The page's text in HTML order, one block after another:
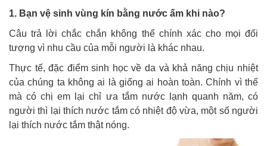
1. Bạn vệ sinh vùng kín bằng nước ấm khi nào?
Câu trả lời chắc chắn không thể chính xác cho mọi đối
tượng vì nhu cầu của mỗi người là khác nhau.
Thực tế, đặc điểm sinh học về da và khả năng chịu nhiệt
của chúng ta không ai là giống ai hoàn toàn. Chính vì thế
mà có chị em lại chỉ ưa tắm nước lạnh quanh năm, có
người thì lại thích nước tắm có nhiệt độ vừa, một số người
lại thích nước tắm thật nóng.